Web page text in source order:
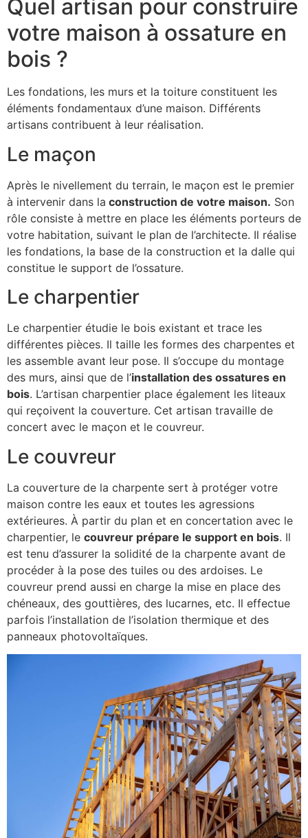
Quel artisan pour construire
votre maison à ossature en
bois ?
Les fondations, les murs et la toiture constituent les
éléments fondamentaux d’une maison. Différents
artisans contribuent à leur réalisation.
Le maçon
Après le nivellement du terrain, le maçon est le premier
à intervenir dans la construction de votre maison. Son
rôle consiste à mettre en place les éléments porteurs de
votre habitation, suivant le plan de l’architecte. Il réalise
les fondations, la base de la construction et la dalle qui
constitue le support de l’ossature.
Le charpentier
Le charpentier étudie le bois existant et trace les
différentes pièces. Il taille les formes des charpentes et
les assemble avant leur pose. Il s’occupe du montage
des murs, ainsi que de l’installation des ossatures en
bois. L’artisan charpentier place également les liteaux
qui reçoivent la couverture. Cet artisan travaille de
concert avec le maçon et le couvreur.
Le couvreur
La couverture de la charpente sert à protéger votre
maison contre les eaux et toutes les agressions
extérieures. À partir du plan et en concertation avec le
charpentier, le couvreur prépare le support en bois. Il
est tenu d’assurer la solidité de la charpente avant de
procéder à la pose des tuiles ou des ardoises. Le
couvreur prend aussi en charge la mise en place des
chéneaux, des gouttières, des lucarnes, etc. Il effectue
parfois l’installation de l’isolation thermique et des
panneaux photovoltaïques.